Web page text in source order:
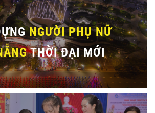
NGƯỜI PHỤ NỮ
THỜI ĐẠI MỚI